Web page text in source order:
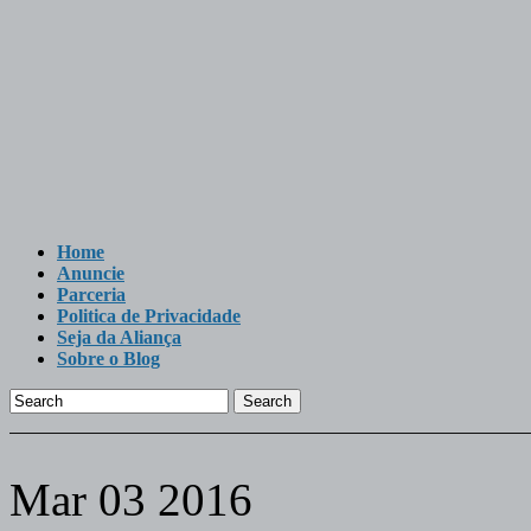
Home
Anuncie
Parceria
Politica de Privacidade
Seja da Aliança
Sobre o Blog
Search
Mar 03 2016